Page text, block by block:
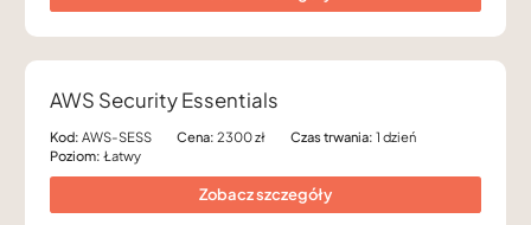
AWS Security Essentials
Kod: AWS-SESS Cena: 2300 zł Czas trwania: 1 dzień
Poziom: Łatwy
Zobacz szczegóły